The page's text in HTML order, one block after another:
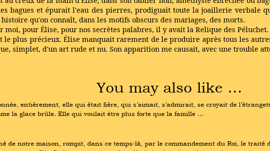
bagues et épurait l'eau des pierres, prodiguait toute la joaillerie verbale
qu'on connaît, dans les motifs obscurs des mariages, des morts.
moi, pour Élise, pour nos secrètes palabres, il y avait la Relique des Péluchet.
le plus précieux. Élise manquait rarement de le produire après tous les
simplet, d'un art rude et nu. Son apparition me causait, avec une trouble
You may also like …
entièrement, elle qui était fière, qui s’aimait, s’admirait, se croyait de
la glace brûle. Elle qui voulait être plus forte que la famille …
de notre maison, rompit, dans ce temps-là, par le commandement du Roi, le traité